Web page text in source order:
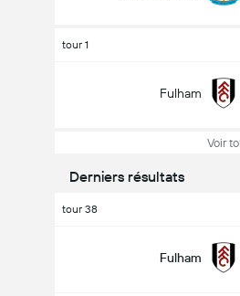
tour 1
Fulham
Voir
Derniers résultats
tour 38
Fulham